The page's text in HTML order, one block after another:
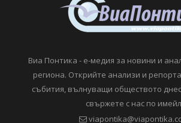
Виа Понтика - е-медия за новини и
региона. Открийте анализи и
събития, вълнуващи обществото
свържете с нас по